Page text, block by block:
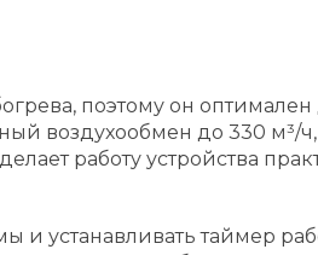
поэтому он оптимален
воздухообмен до 330 м³/ч,
работу устройства
и устанавливать таймер